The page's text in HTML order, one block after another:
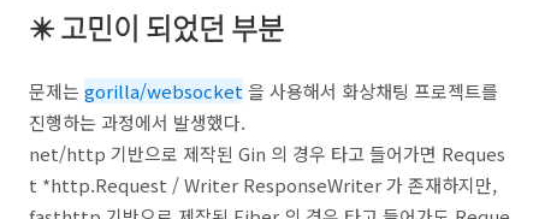
✴️ 고민이 되었던 부분
문제는 gorilla/websocket 을 사용해서 화상채팅 프로젝트를
진행하는 과정에서 발생했다.
net/http 기반으로 제작된 Gin 의 경우 타고 들어가면 Reques
t *http.Request / Writer ResponseWriter 가 존재하지만,